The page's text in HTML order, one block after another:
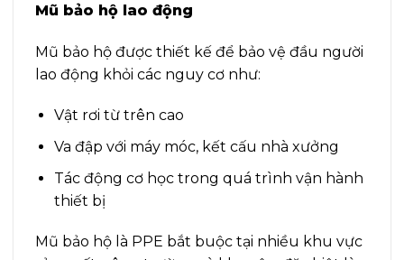
Mũ bảo hộ lao động
Mũ bảo hộ được thiết kế để bảo vệ đầu người
lao động khỏi các nguy cơ như:
Vật rơi từ trên cao
Va đập với máy móc, kết cấu nhà xưởng
Tác động cơ học trong quá trình vận hành
thiết bị
Mũ bảo hộ là PPE bắt buộc tại nhiều khu vực